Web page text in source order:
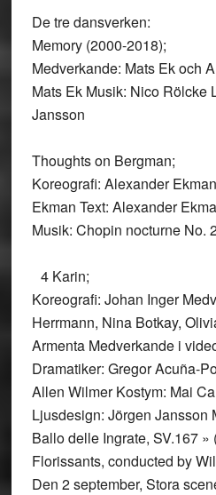
De tre dansverken:
Memory (2000-2018);
Medverkande: Mats Ek och
Mats Ek Musik: Nico Rölcke
Jansson
Thoughts on Bergman;
Koreografi: Alexander
Ekman Text: Alexander
Musik: Chopin nocturne No.
4 Karin;
Koreografi: Johan Inger
Herrmann, Nina Botkay,
Armenta Medverkande i
Dramatiker: Gregor Acuña-
Allen Wilmer Kostym: Mai
Ljusdesign: Jörgen Jansson
Ballo delle Ingrate, SV.167
Florissants, conducted by
Den 2 september, Stora